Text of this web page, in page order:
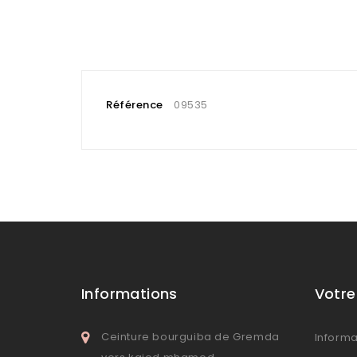
Référence 09535
Informations
Ceinture bourguiba de Gremda